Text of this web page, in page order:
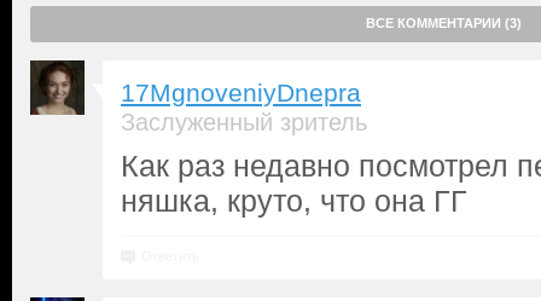
ВСЕ КОММЕНТАРИИ (3)
17MgnoveniyDnepra
Заслуженный зритель
Как раз недавно посмотрел
няшка, круто, что она ГГ